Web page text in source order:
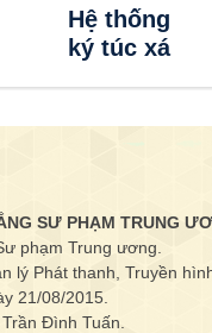
Hệ thống
ký túc xá
SƯ PHẠM TRUNG
phạm Trung ương.
lý Phát thanh, Truyền
21/08/2015.
Đình Tuấn.